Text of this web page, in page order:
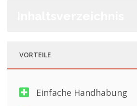
VORTEILE
Einfache Handhabung